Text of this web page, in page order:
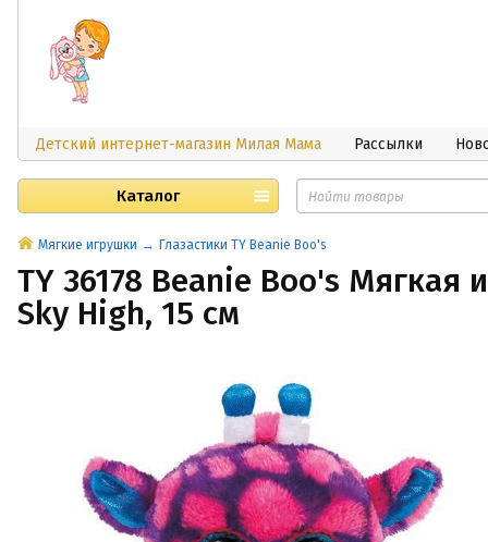
Детский интернет-магазин Милая Мама Рассылки
Каталог
Мягкие игрушки Глазастики TY Beanie Boo's
TY 36178 Beanie Boo's
Sky High, 15 см